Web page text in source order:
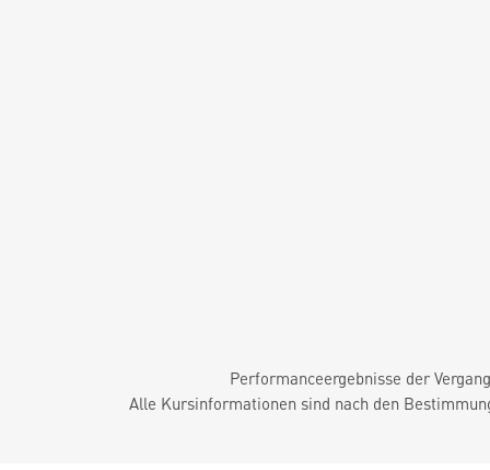
Performanceergebnisse der
Alle Kursinformationen sind nach den